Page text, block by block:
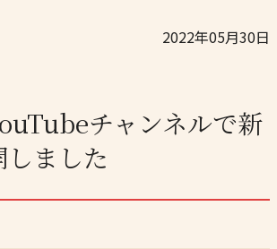
2022年05月30日
チャンネルで新
ました